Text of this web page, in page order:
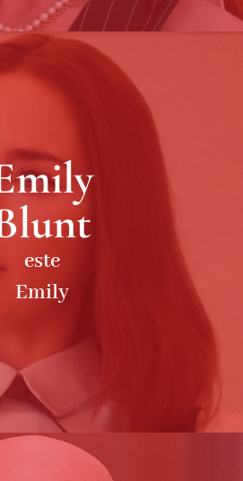
este
Emily